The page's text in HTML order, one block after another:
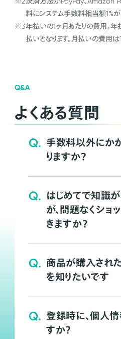
料にシステム手数料相当額1%が
※3年払いの1ヶ月あたりの費用。年
払いとなります。月払いの費用は
Q&A
よくある質問
Q. 手数料以外にか
りますか？
Q. はじめてで知識
が、問題なくショ
きますか？
Q. 商品が購入され
を知りたいです
Q. 登録時に、個人
すか？